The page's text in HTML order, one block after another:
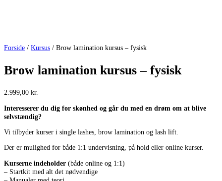
Forside / Kursus / Brow lamination kursus – fysisk
Brow lamination kursus – fysisk
2.999,00 kr.
Interesserer du dig for skønhed og går du med en drøm om at blive
selvstændig?
Vi tilbyder kurser i single lashes, brow lamination og lash lift.
Der er mulighed for både 1:1 undervisning, på hold eller online kurser.
Kurserne indeholder (både online og 1:1)
– Startkit med alt det nødvendige